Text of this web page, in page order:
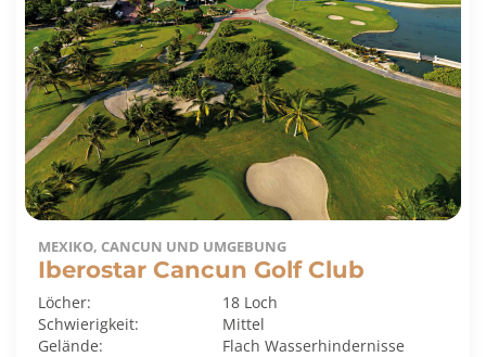
MEXIKO, CANCUN UND UMGEBUNG
Iberostar Cancun Golf Club
Löcher:
18 Loch
Schwierigkeit:
Mittel
Gelände:
FlachWasserhindernisse